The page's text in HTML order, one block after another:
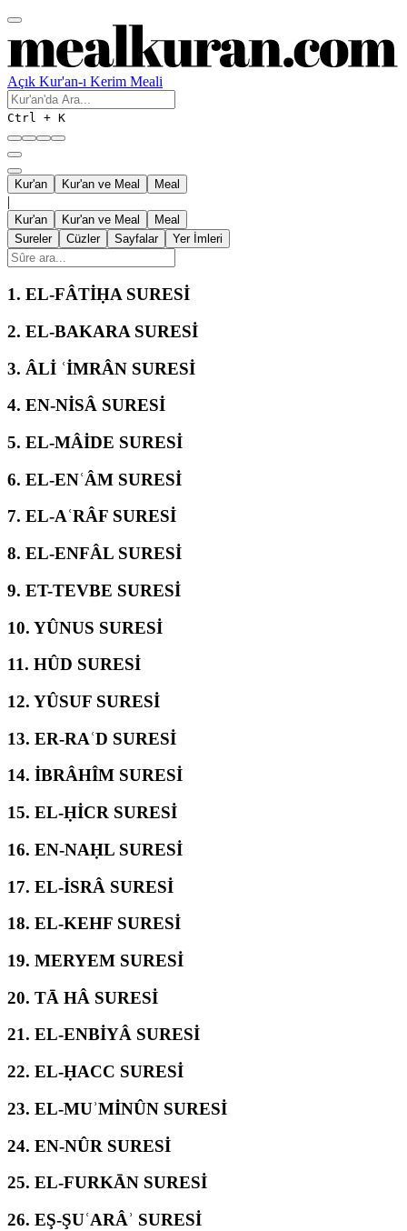
Açık Kur'an-ı Kerim Meali
Ctrl + K
Kur'an Kur'an ve Meal Meal
|
Kur'an Kur'an ve Meal
Meal
Sureler
Cüzler Sayfalar Yer İmleri
1. EL-FÂTİḤA SURESİ
2. EL-BAKARA SURESİ
3. ÂLİ ʿİMRÂN SURESİ
4. EN-NİSÂ SURESİ
5. EL-MÂİDE SURESİ
6. EL-ENʿÂM SURESİ
7. EL-AʿRÂF SURESİ
8. EL-ENFÂL SURESİ
9. ET-TEVBE SURESİ
10. YÛNUS SURESİ
11. HÛD SURESİ
12. YÛSUF SURESİ
13. ER-RAʿD SURESİ
14. İBRÂHÎM SURESİ
15. EL-ḤİCR SURESİ
16. EN-NAḤL SURESİ
17. EL-İSRÂ SURESİ
18. EL-KEHF SURESİ
19. MERYEM SURESİ
20. TĀ HÂ SURESİ
21. EL-ENBİYÂ SURESİ
22. EL-ḤACC SURESİ
23. EL-MUʾMİNÛN SURESİ
24. EN-NÛR SURESİ
25. EL-FURKĀN SURESİ
26. EŞ-ŞUʿARÂʾ SURESİ